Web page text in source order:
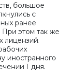
большое
с
ранее
этом так же
лицензий.
иностранного
1 дня.